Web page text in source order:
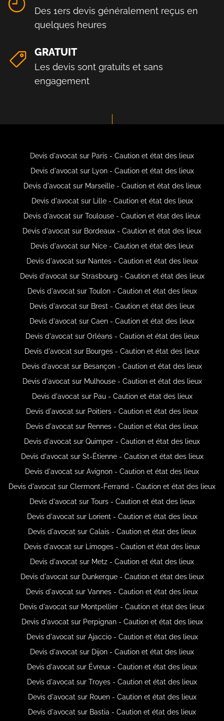
Des 1ers devis généralement reçus en
quelques heures
GRATUIT
Les devis sont gratuits et sans
engagement
Devis d'avocat sur Paris - Caution et état des lieux
Devis d'avocat sur Lyon - Caution et état des lieux
Devis d'avocat sur Marseille - Caution et état des lieux
Devis d'avocat sur Lille - Caution et état des lieux
Devis d'avocat sur Toulouse - Caution et état des lieux
Devis d'avocat sur Bordeaux - Caution et état des lieux
Devis d'avocat sur Nice - Caution et état des lieux
Devis d'avocat sur Nantes - Caution et état des lieux
Devis d'avocat sur Strasbourg - Caution et état des lieux
Devis d'avocat sur Toulon - Caution et état des lieux
Devis d'avocat sur Brest - Caution et état des lieux
Devis d'avocat sur Caen - Caution et état des lieux
Devis d'avocat sur Orléans - Caution et état des lieux
Devis d'avocat sur Bourges - Caution et état des lieux
Devis d'avocat sur Besançon - Caution et état des lieux
Devis d'avocat sur Mulhouse - Caution et état des lieux
Devis d'avocat sur Pau - Caution et état des lieux
Devis d'avocat sur Poitiers - Caution et état des lieux
Devis d'avocat sur Rennes - Caution et état des lieux
Devis d'avocat sur Quimper - Caution et état des lieux
Devis d'avocat sur St-Étienne - Caution et état des lieux
Devis d'avocat sur Avignon - Caution et état des lieux
Devis d'avocat sur Clermont-Ferrand - Caution et état des lieux
Devis d'avocat sur Tours - Caution et état des lieux
Devis d'avocat sur Lorient - Caution et état des lieux
Devis d'avocat sur Calais - Caution et état des lieux
Devis d'avocat sur Limoges - Caution et état des lieux
Devis d'avocat sur Metz - Caution et état des lieux
Devis d'avocat sur Dunkerque - Caution et état des lieux
Devis d'avocat sur Vannes - Caution et état des lieux
Devis d'avocat sur Montpellier - Caution et état des lieux
Devis d'avocat sur Perpignan - Caution et état des lieux
Devis d'avocat sur Ajaccio - Caution et état des lieux
Devis d'avocat sur Dijon - Caution et état des lieux
Devis d'avocat sur Évreux - Caution et état des lieux
Devis d'avocat sur Troyes - Caution et état des lieux
Devis d'avocat sur Rouen - Caution et état des lieux
Devis d'avocat sur Bastia - Caution et état des lieux